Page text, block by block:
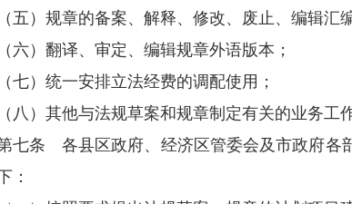
（一）为执行法律、行政法规、地
（二）属于本市具体行政管理的事
上位法 已经明确规定的内容，法
法相抵触。